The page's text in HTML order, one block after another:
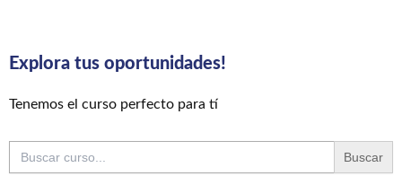
Explora tus oportunidades!
Tenemos el curso perfecto para tí
Buscar: